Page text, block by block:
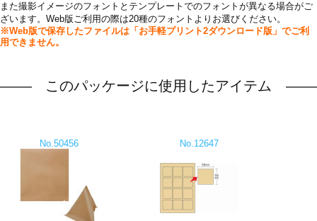
また撮影イメージのフォントとテンプレートでのフォントが異なる場合がご
ざいます。Web版ご利用の際は20種のフォントよりお選びください。
※Web版で保存したファイルは「お手軽プリント2ダウンロード版」でご利
用できません。
このパッケージに使用したアイテム
No.50456 No.12647